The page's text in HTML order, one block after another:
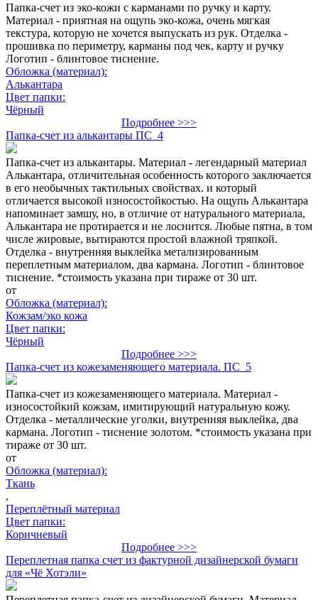
Папка-счет из эко-кожи с карманами по ручку и карту.
Материал - приятная на ощупь эко-кожа, очень мягкая
текстура, которую не хочется выпускать из рук. Отделка -
прошивка по периметру, карманы под чек, карту и ручку
Логотип - блинтовое тиснение.
Обложка (материал):
Алькантара
Цвет папки:
Чёрный
Подробнее >>>
Папка-счет из алькантары ПС_4
Папка-счет из алькантары. Материал - легендарный материал
Алькантара, отличительная особенность которого заключается
в его необычных тактильных свойствах. и который
отличается высокой износостойкостью. На ощупь Алькантара
напоминает замшу, но, в отличие от натурального материала,
Алькантара не протирается и не лоснится. Любые пятна, в том
числе жировые, вытираются простой влажной тряпкой.
Отделка - внутренняя выклейка метализированным
переплетным материалом, два кармана. Логотип - блинтовое
тиснение. *стоимость указана при тираже от 30 шт.
от
Обложка (материал):
Кожзам/эко кожа
Цвет папки:
Чёрный
Подробнее >>>
Папка-счет из кожезаменяющего материала. ПС_5
Папка-счет из кожезаменяющего материала. Материал -
износостойкий кожзам, имитирующий натуральную кожу.
Отделка - металлические уголки, внутренняя выклейка, два
кармана. Логотип - тиснение золотом. *стоимость указана при
тираже от 30 шт.
от
Обложка (материал):
Ткань
,
Переплётный материал
Цвет папки:
Коричневый
Подробнее >>>
Переплетная папка счет из фактурной дизайнерской бумаги
для «Чё Хотэли»